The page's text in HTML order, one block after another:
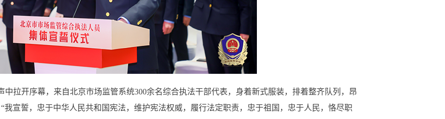
中拉开序幕，来自北京市场监管系统300余名综合执法干部代表，身着新式服装，排着整齐队列，昂
宣誓，忠于中华人民共和国宪法，维护宪法权威，履行法定职责，忠于祖国，忠于人民，恪尽职